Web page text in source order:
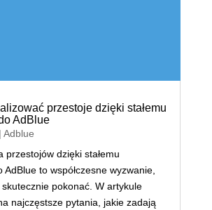
przestoje dzięki stałemu
AdBlue
| Adblue
przestojów dzięki stałemu
AdBlue to współczesne wyzwanie,
pokonać. W artykule
najczęstsze pytania, jakie zadają